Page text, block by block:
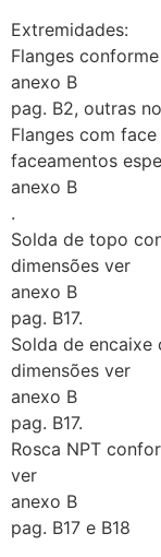
Extremidades:
Flanges
anexo B
pag. B2, outras
Flanges com
faceamentos
anexo B
.
Solda de topo
dimensões ver
anexo B
pag. B17.
Solda de encaixe
dimensões ver
anexo B
pag. B17.
Rosca NPT
ver
anexo B
pag. B17 e B18